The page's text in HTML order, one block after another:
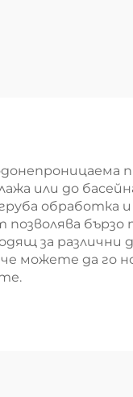
или до
обработка
позволява
за различни
че можете да